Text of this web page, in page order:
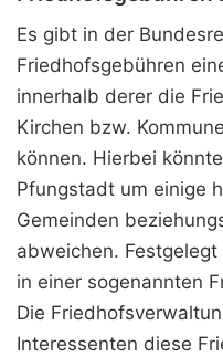
Es gibt in der
Friedhofsgebühren
innerhalb derer die
Kirchen bzw.
können. Hierbei
Pfungstadt um einige
Gemeinden
abweichen.
in einer sogenannten
Die
Interessenten diese